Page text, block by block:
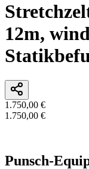
12m,
1.750,00 €
1.750,00 €
Punsch-